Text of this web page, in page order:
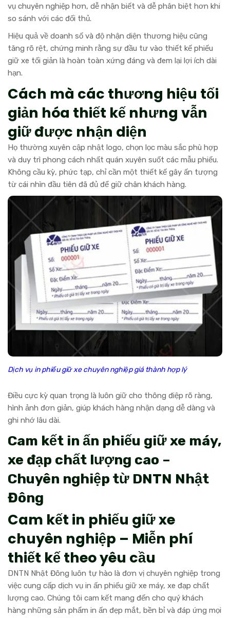
vụ chuyên nghiệp hơn, dễ nhận biết và dễ phân biệt hơn khi
so sánh với các đối thủ.
Hiệu quả về doanh số và độ nhận diện thương hiệu cũng
tăng rõ rệt, chứng minh rằng sự đầu tư vào thiết kế phiếu
giữ xe tối giản là hoàn toàn xứng đáng và đem lại lợi ích dài
hạn.
Cách mà các thương hiệu tối
giản hóa thiết kế nhưng vẫn
giữ được nhận diện
Họ thường xuyên cập nhật logo, chọn lọc màu sắc phù hợp
và duy trì phong cách nhất quán xuyên suốt các mẫu phiếu.
Không cầu kỳ, phức tạp, chỉ cần một thiết kế gây ấn tượng
từ cái nhìn đầu tiên đã đủ để giữ chân khách hàng.
Dịch vụ in phiếu giữ xe chuyên nghiệp giá thành hợp lý
Điều cực kỳ quan trọng là luôn giữ cho thông điệp rõ ràng,
hình ảnh đơn giản, giúp khách hàng nhận dạng dễ dàng và
ghi nhớ lâu dài.
Cam kết in ấn phiếu giữ xe máy,
xe đạp chất lượng cao –
Chuyên nghiệp từ DNTN Nhật
Đông
Cam kết in phiếu giữ xe
chuyên nghiệp – Miễn phí
thiết kế theo yêu cầu
DNTN Nhật Đông luôn tự hào là đơn vị chuyên nghiệp trong
việc cung cấp dịch vụ in ấn phiếu giữ xe máy, xe đạp chất
lượng cao. Chúng tôi cam kết mang đến cho quý khách
hàng những sản phẩm in ấn đẹp mắt, bền bỉ và đáp ứng mọi